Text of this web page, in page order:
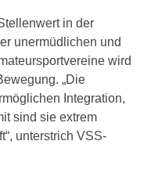
in der
unermüdlichen und
wird
„Die
Integration,
sind sie extrem
unterstrich VSS-